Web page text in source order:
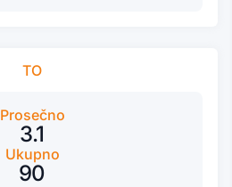
TO
Prosečno
3.1
Ukupno
90